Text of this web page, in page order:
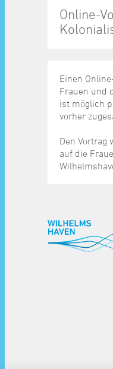
Online-
Einen
Frauen und
ist möglich
vorher
Den Vortrag
auf die